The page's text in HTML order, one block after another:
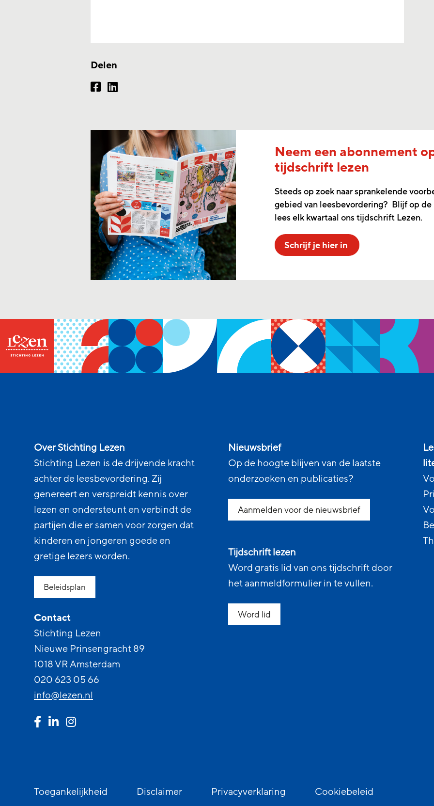
Delen
Neem een abonnement
tijdschrift lezen
Steeds op zoek naar sprankelende
gebied van leesbevordering? Blijf op de
lees elk kwartaal ons tijdschrift Lezen.
Schrijf je hier in
Over Stichting Lezen
Stichting Lezen is de drijvende kracht
achter de leesbevordering. Zij
genereert en verspreidt kennis over
lezen en ondersteunt en verbindt de
partijen die er samen voor zorgen dat
kinderen en jongeren goede en
gretige lezers worden.
Beleidsplan
Contact
Stichting Lezen
Nieuwe Prinsengracht 89
1018 VR Amsterdam
020 623 05 66
info@lezen.nl
Nieuwsbrief
Op de hoogte blijven van de laatste
onderzoeken en publicaties?
Aanmelden voor de nieuwsbrief
Tijdschrift lezen
Word gratis lid van ons tijdschrift door
het aanmeldformulier in te vullen.
Word lid
Toegankelijkheid Disclaimer Privacyverklaring Cookiebeleid